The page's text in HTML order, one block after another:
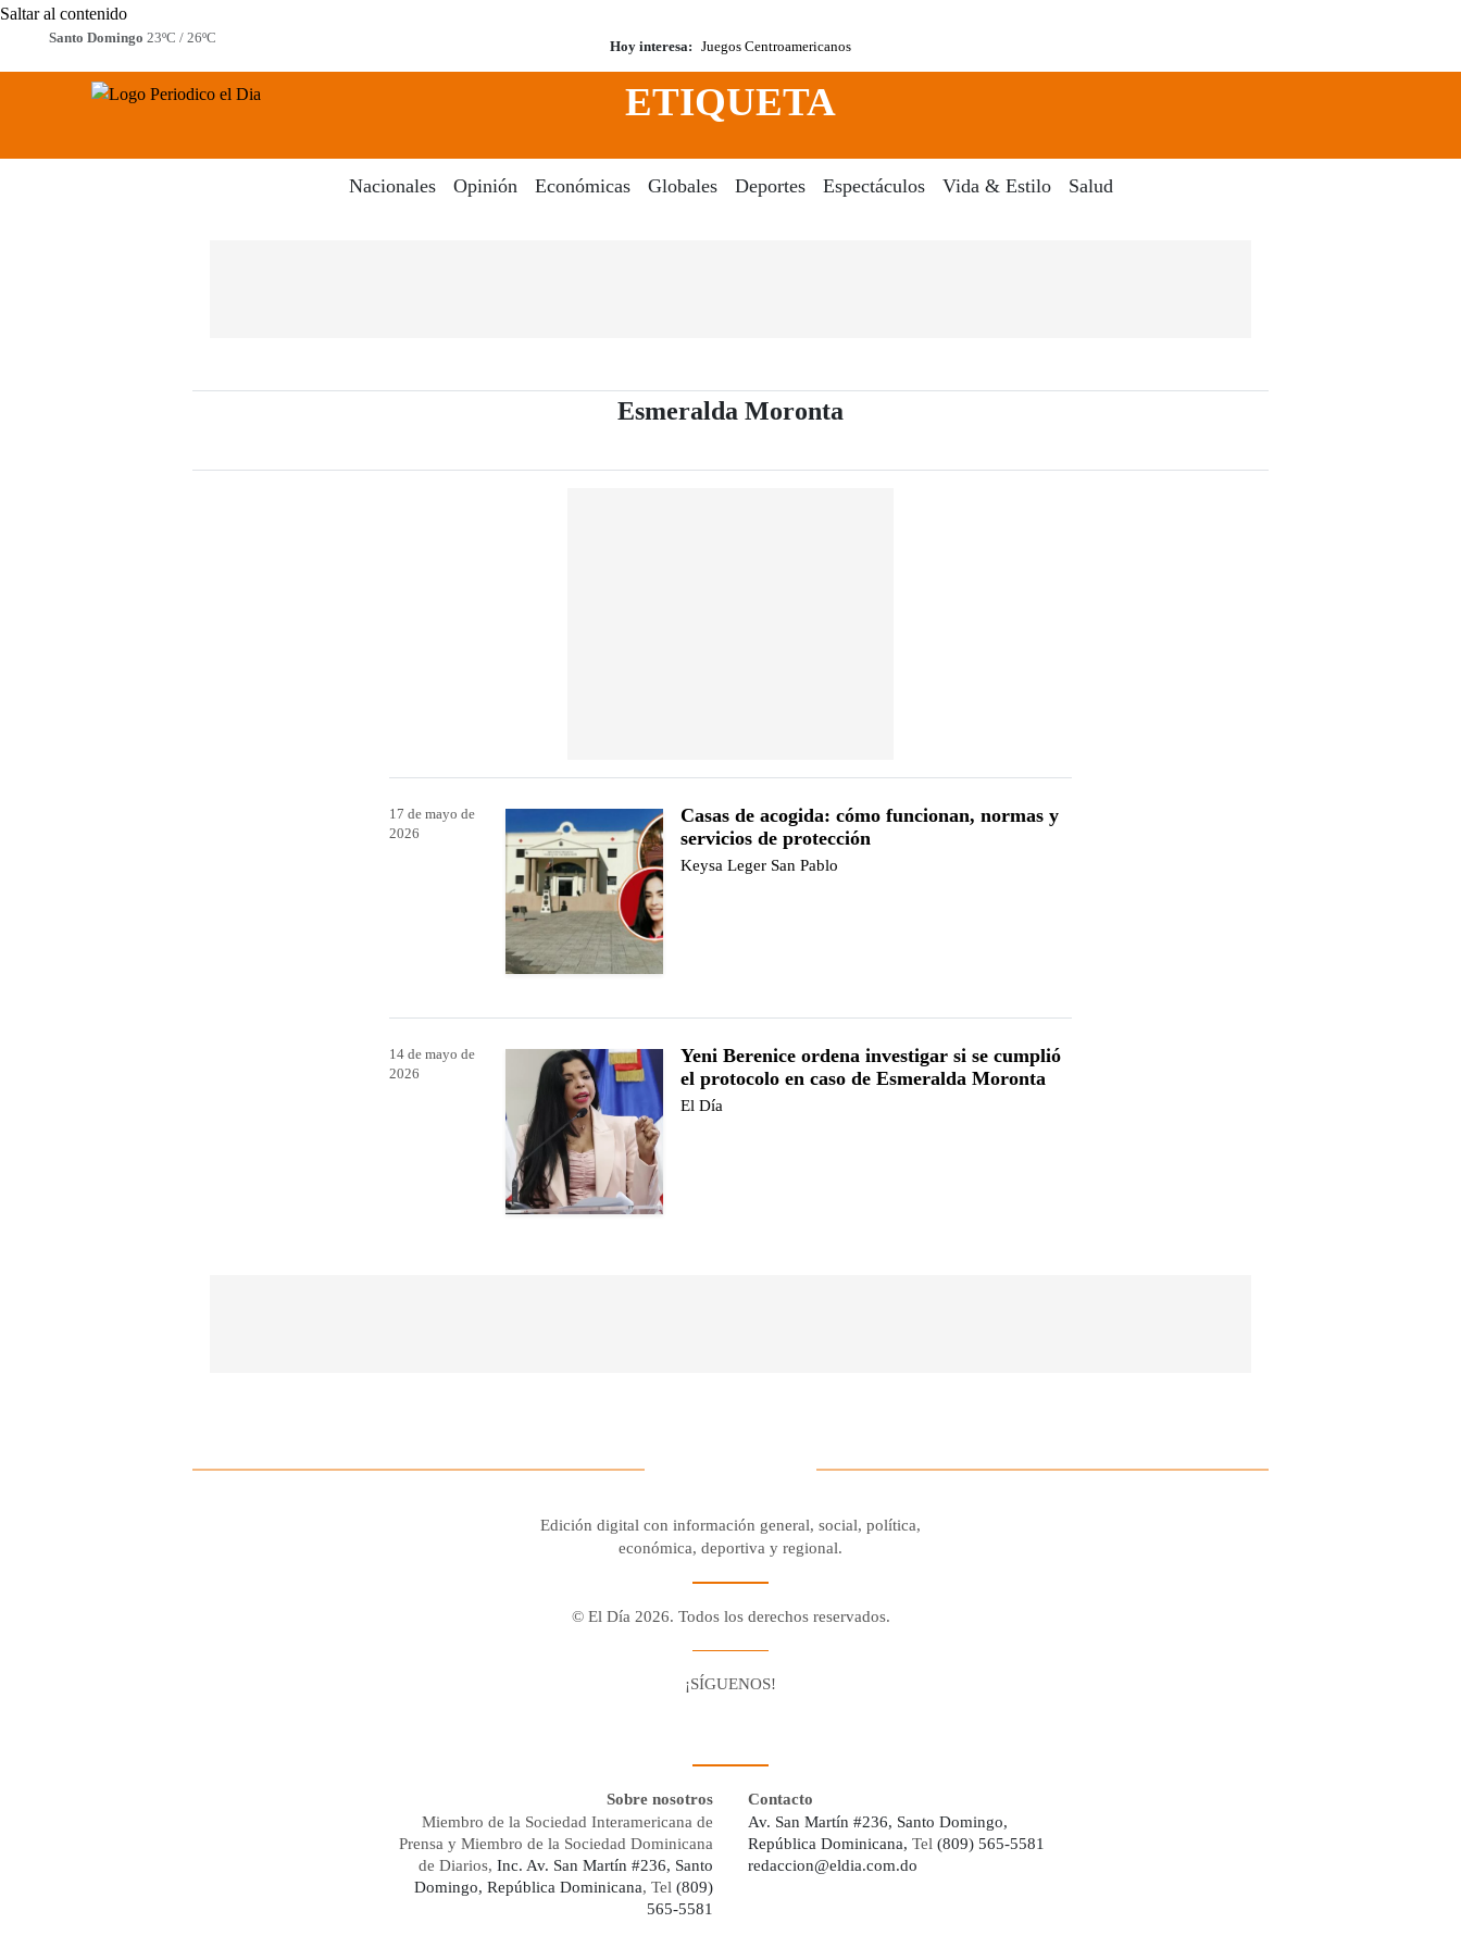
Saltar al contenido
Santo Domingo 23ºC / 26ºC
Hoy interesa: Juegos Centroamericanos
Search
ETIQUETA
Nacionales Opinión Económicas Globales Deportes Espectáculos Vida & Estilo Salud
Esmeralda Moronta
17 de mayo de
2026
Casas de acogida: cómo funcionan, normas y
servicios de protección
Keysa Leger San Pablo
14 de mayo de
2026
Yeni Berenice ordena investigar si se cumplió
el protocolo en caso de Esmeralda Moronta
El Día
Edición digital con información general, social, política,
económica, deportiva y regional.
© El Día 2026. Todos los derechos reservados.
¡SÍGUENOS!
Sobre nosotros
Miembro de la Sociedad Interamericana de
Prensa y Miembro de la Sociedad Dominicana
de Diarios, Inc. Av. San Martín #236, Santo
Domingo, República Dominicana, Tel (809)
565-5581
Contacto
Av. San Martín #236, Santo Domingo,
República Dominicana, Tel (809) 565-5581
redaccion@eldia.com.do